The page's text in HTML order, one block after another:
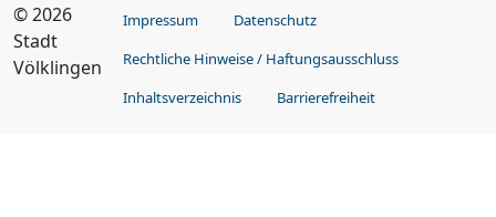
© 2026
Stadt
Völklingen
Impressum
Datenschutz
Rechtliche Hinweise / Haftungsausschluss
Inhaltsverzeichnis
Barrierefreiheit